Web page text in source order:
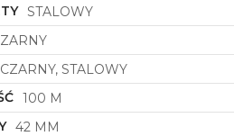
STALOWY
CZARNY, STALOWY
100 M
42 MM